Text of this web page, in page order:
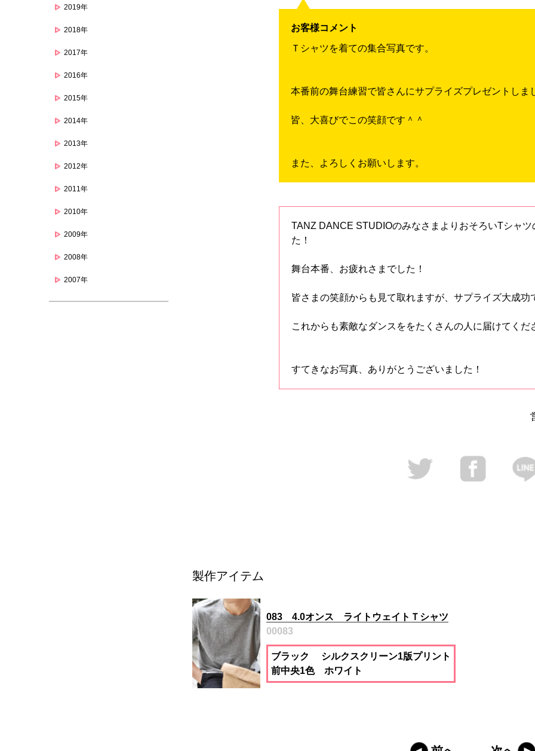
2019年
2018年
2017年
2016年
2015年
2014年
2013年
2012年
2011年
2010年
2009年
2008年
2007年
お客様コメント
Ｔシャツを着ての集合写真です。
本番前の舞台練習で皆さんにサプライズプレゼントしま
皆、大喜びでこの笑顔です＾＾
また、よろしくお願いします。
TANZ DANCE STUDIOのみなさまよりおそろいTシャ
た！
舞台本番、お疲れさまでした！
皆さまの笑顔からも見て取れますが、サプライズ大成功
これからも素敵なダンスををたくさんの人に届けてくだ
すてきなお写真、ありがとうございました！
製作アイテム
083 4.0オンス ライトウェイトＴシャツ
00083
ブラック シルクスクリーン1版プリント
前中央1色 ホワイト